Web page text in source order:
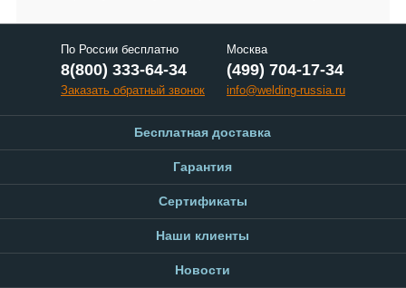
По России бесплатно
8(800) 333-64-34
Заказать обратный звонок
Москва
(499) 704-17-34
info@welding-russia.ru
Бесплатная доставка
Гарантия
Сертификаты
Наши клиенты
Новости